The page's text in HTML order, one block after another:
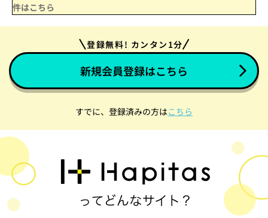
件はこちら
登録無料! カンタン1分
新規会員登録はこちら
すでに、登録済みの方はこちら